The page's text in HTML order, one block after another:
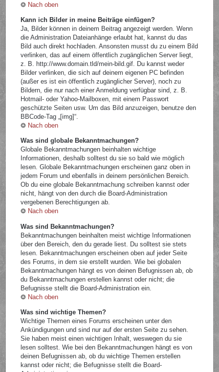
Nach oben
Kann ich Bilder in meine Beiträge einfügen?
Ja, Bilder können in deinem Beitrag angezeigt werden. Wenn
die Administration Dateianhänge erlaubt hat, kannst du das
Bild auch direkt hochladen. Ansonsten musst du zu einem Bild
verlinken, das auf einem öffentlich zugänglichen Server liegt,
z. B. http://www.domain.tld/mein-bild.gif. Du kannst weder
Bilder verlinken, die sich auf deinem eigenen PC befinden
(außer es ist ein öffentlich zugänglicher Server), noch zu
Bildern, die nur nach einer Anmeldung verfügbar sind, z. B.
Hotmail- oder Yahoo-Mailboxen, mit einem Passwort
geschützte Seiten usw. Um das Bild anzuzeigen, benutze den
BBCode-Tag „[img]“.
Nach oben
Was sind globale Bekanntmachungen?
Globale Bekanntmachungen beinhalten wichtige
Informationen, deshalb solltest du sie so bald wie möglich
lesen. Globale Bekanntmachungen erscheinen ganz oben in
jedem Forum und ebenfalls in deinem persönlichen Bereich.
Ob du eine globale Bekanntmachung schreiben kannst oder
nicht, hängt von den durch die Board-Administration
vergebenen Berechtigungen ab.
Nach oben
Was sind Bekanntmachungen?
Bekanntmachungen beinhalten meist wichtige Informationen
über den Bereich, den du gerade liest. Du solltest sie stets
lesen. Bekanntmachungen erscheinen oben auf jeder Seite
des Forums, in dem sie erstellt wurden. Wie bei globalen
Bekanntmachungen hängt es von deinen Befugnissen ab, ob
du Bekanntmachungen erstellen kannst oder nicht; die
Befugnisse stellt die Board-Administration ein.
Nach oben
Was sind wichtige Themen?
Wichtige Themen eines Forums erscheinen unter den
Ankündigungen und sind nur auf der ersten Seite zu sehen.
Sie haben meist einen wichtigen Inhalt, weswegen du sie
lesen solltest. Wie bei den Bekanntmachungen hängt es von
deinen Befugnissen ab, ob du wichtige Themen erstellen
kannst oder nicht; die Befugnisse stellt die Board-